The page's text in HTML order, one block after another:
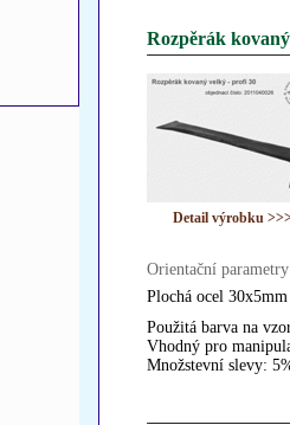
Rozpěrák
Detail výrobku
Orientační
Plochá ocel
Použitá barva na
Vhodný pro
Množstevní slevy: